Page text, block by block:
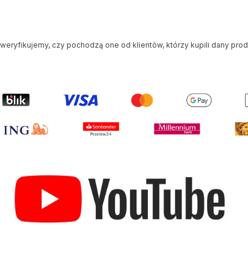
czy pochodzą one od klientów, którzy kupili dany